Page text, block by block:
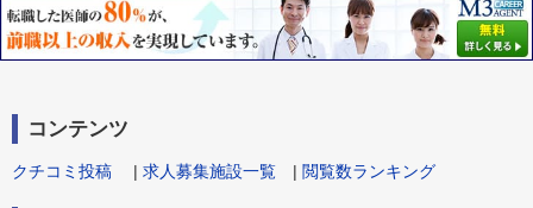
コンテンツ
クチコミ投稿 | 求人募集施設一覧 | 閲覧数ランキング